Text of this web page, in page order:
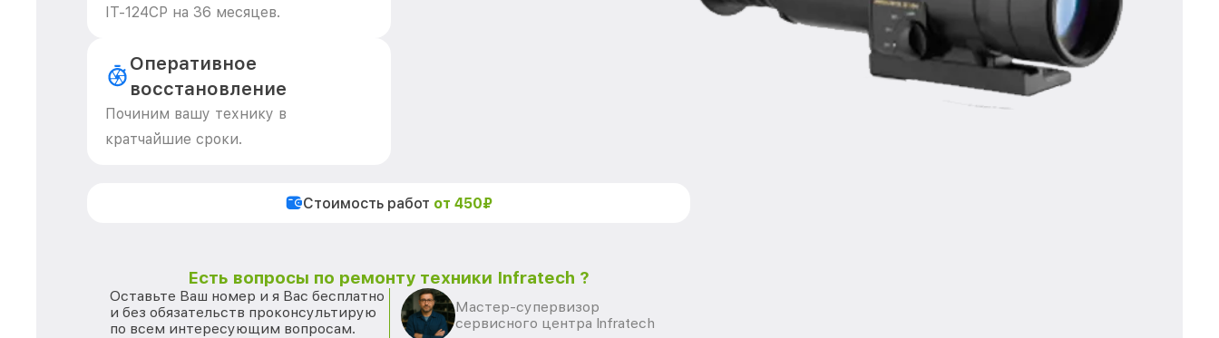
IT-124CP на 36 месяцев.
Оперативное
восстановление
Починим вашу технику в
кратчайшие сроки.
Стоимость работ от 450₽
Есть вопросы по ремонту техники Infratech ?
Оставьте Ваш номер и я Вас бесплатно
и без обязательств проконсультирую
по всем интересующим вопросам.
Мастер-супервизор
сервисного центра Infratech